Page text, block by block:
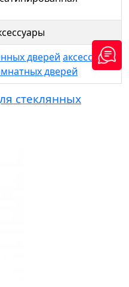
дверей аксессуары
дверей
стеклянных